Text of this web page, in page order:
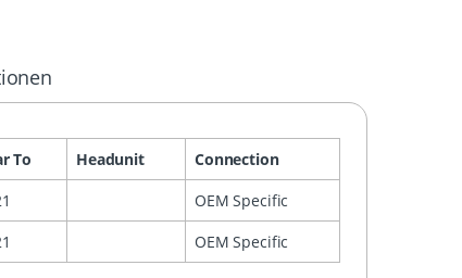
To Headunit
Connection
OEM Specific
OEM Specific